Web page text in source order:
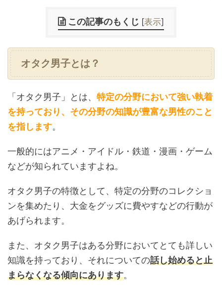
この記事のもくじ [表示]
オタク男子とは？
「オタク男子」とは、 特定の分野において強い執着
を持っており、その分野の知識が豊富な男性のこと
を指します。
一般的にはアニメ・アイドル・鉄道・漫画・ゲーム
などが知られていますよね。
オタク男子の特徴として、特定の分野のコレクショ
ンを集めたり、大金をグッズに費やすなどの行動が
あげられます。
また、オタク男子はある分野においてとても詳しい
知識を持っており、それについての話し始めると止
まらなくなる傾向にあります。